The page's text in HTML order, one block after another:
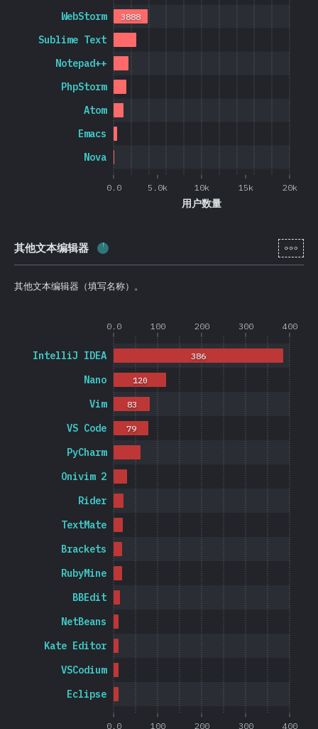
0.0 5.0k 10k 15k 20k
用户数量
Nova
Emacs
Atom
PhpStorm
Notepad++
Sublime Text
WebStorm 3888
其他文本编辑器 完成率: [zh-
其他文本编辑器（填写名称）。
0.0 100 200 300 400
0.0 100 200 300 400
Eclipse
VSCodium
Kate Editor
NetBeans
BBEdit
RubyMine
Brackets
TextMate
Rider
Onivim 2
PyCharm
VS Code
Vim
Nano
IntelliJ IDEA
79
83
120
386